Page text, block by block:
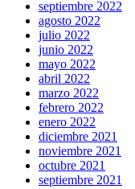
septiembre 2022
agosto 2022
julio 2022
junio 2022
mayo 2022
abril 2022
marzo 2022
febrero 2022
enero 2022
diciembre 2021
noviembre 2021
octubre 2021
septiembre 2021